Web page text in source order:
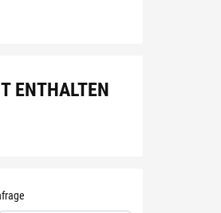
ENTHALTEN